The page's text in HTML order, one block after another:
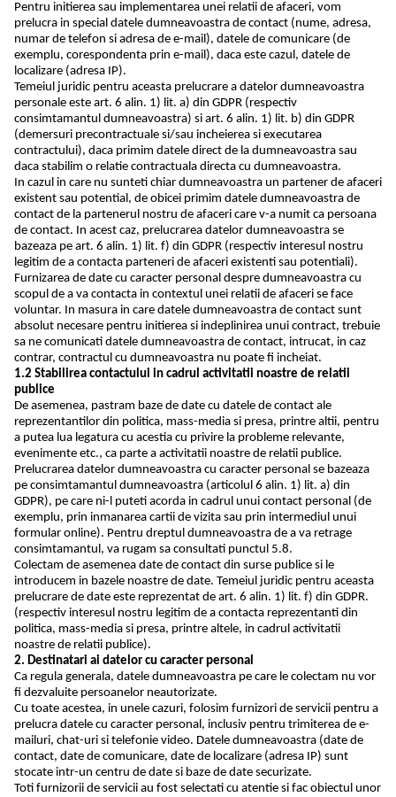
Pentru initierea sau implementarea unei relatii de afaceri, vom
prelucra in special datele dumneavoastra de contact (nume, adresa,
numar de telefon si adresa de e-mail), datele de comunicare (de
exemplu, corespondenta prin e-mail), daca este cazul, datele de
localizare (adresa IP).
Temeiul juridic pentru aceasta prelucrare a datelor dumneavoastra
personale este art. 6 alin. 1) lit. a) din GDPR (respectiv
consimtamantul dumneavoastra) si art. 6 alin. 1) lit. b) din GDPR
(demersuri precontractuale si/sau incheierea si executarea
contractului), daca primim datele direct de la dumneavoastra sau
daca stabilim o relatie contractuala directa cu dumneavoastra.
In cazul in care nu sunteti chiar dumneavoastra un partener de afaceri
existent sau potential, de obicei primim datele dumneavoastra de
contact de la partenerul nostru de afaceri care v-a numit ca persoana
de contact. In acest caz, prelucrarea datelor dumneavoastra se
bazeaza pe art. 6 alin. 1) lit. f) din GDPR (respectiv interesul nostru
legitim de a contacta parteneri de afaceri existenti sau potentiali).
Furnizarea de date cu caracter personal despre dumneavoastra cu
scopul de a va contacta in contextul unei relatii de afaceri se face
voluntar. In masura in care datele dumneavoastra de contact sunt
absolut necesare pentru initierea si indeplinirea unui contract, trebuie
sa ne comunicati datele dumneavoastra de contact, intrucat, in caz
contrar, contractul cu dumneavoastra nu poate fi incheiat.
1.2 Stabilirea contactului in cadrul activitatii noastre de relatii
publice
De asemenea, pastram baze de date cu datele de contact ale
reprezentantilor din politica, mass-media si presa, printre altii, pentru
a putea lua legatura cu acestia cu privire la probleme relevante,
evenimente etc., ca parte a activitatii noastre de relatii publice.
Prelucrarea datelor dumneavoastra cu caracter personal se bazeaza
pe consimtamantul dumneavoastra (articolul 6 alin. 1) lit. a) din
GDPR), pe care ni-l puteti acorda in cadrul unui contact personal (de
exemplu, prin inmanarea cartii de vizita sau prin intermediul unui
formular online). Pentru dreptul dumneavoastra de a va retrage
consimtamantul, va rugam sa consultati punctul 5.8.
Colectam de asemenea date de contact din surse publice si le
introducem in bazele noastre de date. Temeiul juridic pentru aceasta
prelucrare de date este reprezentat de art. 6 alin. 1) lit. f) din GDPR.
(respectiv interesul nostru legitim de a contacta reprezentanti din
politica, mass-media si presa, printre altele, in cadrul activitatii
noastre de relatii publice).
2. Destinatari ai datelor cu caracter personal
Ca regula generala, datele dumneavoastra pe care le colectam nu vor
fi dezvaluite persoanelor neautorizate.
Cu toate acestea, in unele cazuri, folosim furnizori de servicii pentru a
prelucra datele cu caracter personal, inclusiv pentru trimiterea de e-
mailuri, chat-uri si telefonie video. Datele dumneavoastra (date de
contact, date de comunicare, date de localizare (adresa IP) sunt
stocate intr-un centru de date si baze de date securizate.
Toti furnizorii de servicii au fost selectati cu atentie si fac obiectul unor